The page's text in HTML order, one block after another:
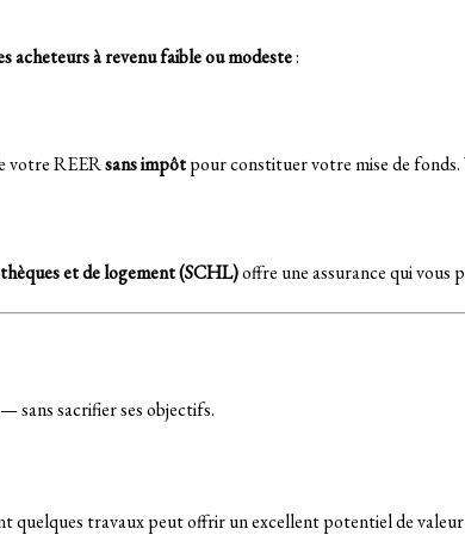
acheteurs à revenu faible ou modeste:
votre REERsans impôtpour constituer votre mise de fonds.
et de logement (SCHL)offre une assurance qui vous
— sans sacrifier ses objectifs.
quelques travaux peut offrir un excellent potentiel de